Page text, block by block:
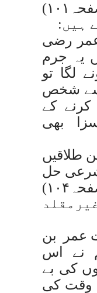
ہیں:
رضی
یہ جرم
لگا تو
شخص
کے
بھی
طلاقیں
شرعی حل
عمر بن
نے اس
کی بے
وقت کی